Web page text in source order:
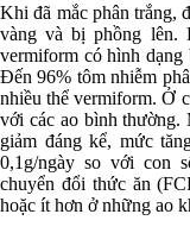
Khi đã mắc phân trắng,
vàng và bị phồng lên.
vermiform có hình dạng
Đến 96% tôm nhiễm
nhiều thể vermiform. Ở
với các ao bình thường.
giảm đáng kể, mức
0,1g/ngày so với con
chuyển đổi thức ăn
hoặc ít hơn ở những ao